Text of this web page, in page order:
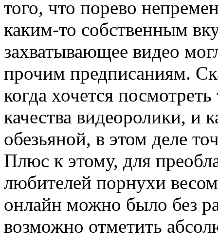
того, что порево
каким-то собственным
захватывающее видео
прочим предписаниям.
когда хочется
качества видеоролики, и
обезьяной, в этом деле
Плюс к этому, для
любителей порнухи
онлайн можно было без
возможно отметить